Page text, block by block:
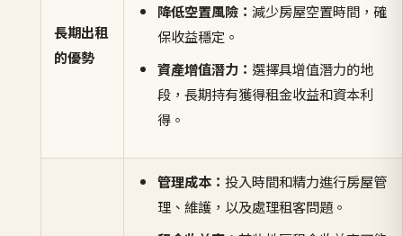
長期出租
的優勢
降低空置風險： 減少房屋空置時間，確
保收益穩定。
資產增值潛力： 選擇具增值潛力的地
段，長期持有獲得租金收益和資本利
得。
管理成本： 投入時間和精力進行房屋管
理、維護，以及處理租客問題。